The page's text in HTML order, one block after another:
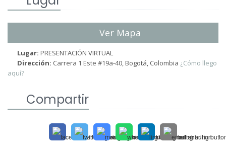
Ver Mapa
Lugar:PRESENTACIÓN VIRTUAL
Dirección: Carrera 1 Este #19a-40, Bogotá, Colombia ¿Cómo llego
aquí?
Compartir